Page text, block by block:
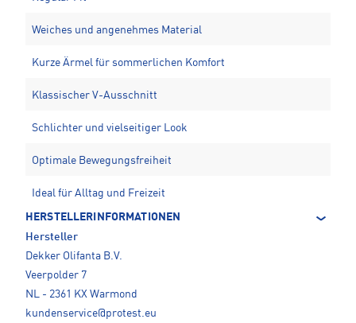
Weiches und angenehmes Material
Kurze Ärmel für sommerlichen Komfort
Klassischer V-Ausschnitt
Schlichter und vielseitiger Look
Optimale Bewegungsfreiheit
Ideal für Alltag und Freizeit
HERSTELLERINFORMATIONEN
Hersteller
Dekker Olifanta B.V.
Veerpolder 7
NL - 2361 KX Warmond
kundenservice@protest.eu